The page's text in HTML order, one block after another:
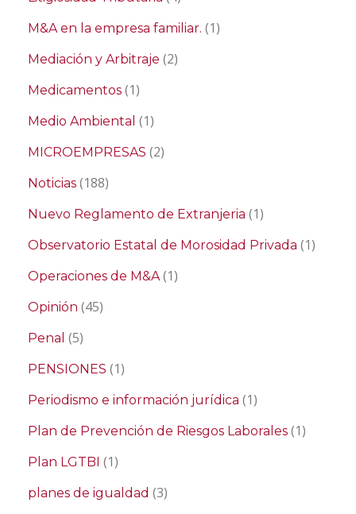
M&A en la empresa familiar. (1)
Mediación y Arbitraje (2)
Medicamentos (1)
Medio Ambiental (1)
MICROEMPRESAS (2)
Noticias (188)
Nuevo Reglamento de Extranjeria (1)
Observatorio Estatal de Morosidad Privada (1)
Operaciones de M&A(1)
Opinión (45)
Penal (5)
PENSIONES (1)
Periodismo e información jurídica (1)
Plan de Prevención de Riesgos Laborales (1)
Plan LGTBI (1)
planes de igualdad (3)